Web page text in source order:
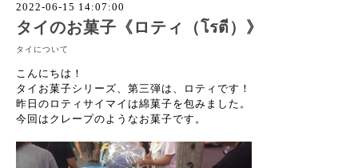
2022-06-15 14:07:00
タイのお菓子《ロティ（โรตี）》
タイについて
こんにちは！
タイお菓子シリーズ、第三弾は、ロティです！
昨日のロティサイマイは綿菓子を包みました。
今回はクレープのようなお菓子です。